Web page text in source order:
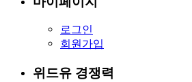
로그인
회원가입
위드유 경쟁력